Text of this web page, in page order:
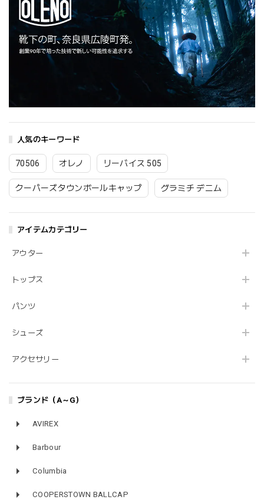
人気のキーワード
70506 オレノ リーバイス 505
クーパーズタウンボールキャップ グラミチ デニム
アイテムカテゴリー
アウター
トップス
パンツ
シューズ
アクセサリー
ブランド（A～G）
AVIREX
Barbour
Columbia
COOPERSTOWN BALLCAP